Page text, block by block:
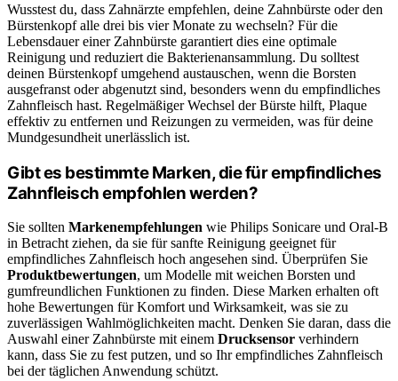
Wusstest du, dass Zahnärzte empfehlen, deine Zahnbürste oder den
Bürstenkopf alle drei bis vier Monate zu wechseln? Für die
Lebensdauer einer Zahnbürste garantiert dies eine optimale
Reinigung und reduziert die Bakterienansammlung. Du solltest
deinen Bürstenkopf umgehend austauschen, wenn die Borsten
ausgefranst oder abgenutzt sind, besonders wenn du empfindliches
Zahnfleisch hast. Regelmäßiger Wechsel der Bürste hilft, Plaque
effektiv zu entfernen und Reizungen zu vermeiden, was für deine
Mundgesundheit unerlässlich ist.
Gibt es bestimmte Marken, die für empfindliches
Zahnfleisch empfohlen werden?
Sie sollten Markenempfehlungen wie Philips Sonicare und Oral-B
in Betracht ziehen, da sie für sanfte Reinigung geeignet für
empfindliches Zahnfleisch hoch angesehen sind. Überprüfen Sie
Produktbewertungen, um Modelle mit weichen Borsten und
gumfreundlichen Funktionen zu finden. Diese Marken erhalten oft
hohe Bewertungen für Komfort und Wirksamkeit, was sie zu
zuverlässigen Wahlmöglichkeiten macht. Denken Sie daran, dass die
Auswahl einer Zahnbürste mit einem Drucksensor verhindern
kann, dass Sie zu fest putzen, und so Ihr empfindliches Zahnfleisch
bei der täglichen Anwendung schützt.